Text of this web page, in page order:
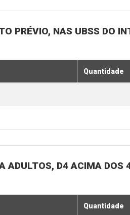
PRÉVIO, NAS UBSS DO
Quantidade
ADULTOS, D4 ACIMA
Quantidade